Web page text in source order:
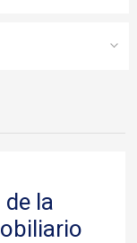
la